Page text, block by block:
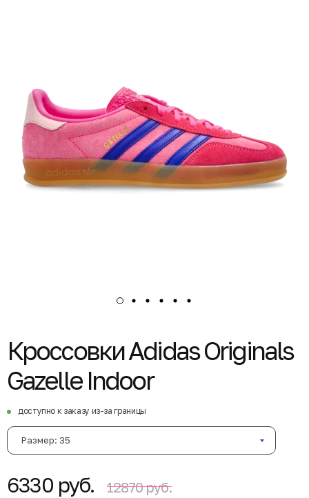
Кроссовки Adidas Originals
Gazelle Indoor
доступно к заказу из-за границы
Размер: 35
6330 руб. 12870 руб.